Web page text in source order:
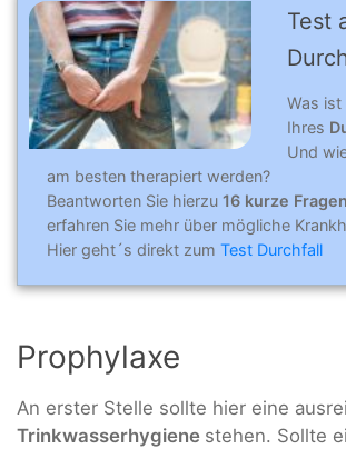
Test
Was
Ihres
Und
am besten therapiert werden?
Beantworten Sie hierzu 16 kurze Fragen
erfahren Sie mehr über mögliche
Hier geht´s direkt zum Test Durchfall
Prophylaxe
An erster Stelle sollte hier eine
Trinkwasserhygiene stehen. Sollte